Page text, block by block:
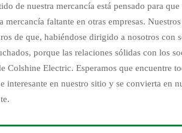
de nuestra mercancía está pensado para que
mercancía faltante en otras empresas.
de que, habiéndose dirigido a nosotros con
porque las relaciones sólidas con los
Colshine Electric. Esperamos que encuentre
interesante en nuestro sitio y se convierta en